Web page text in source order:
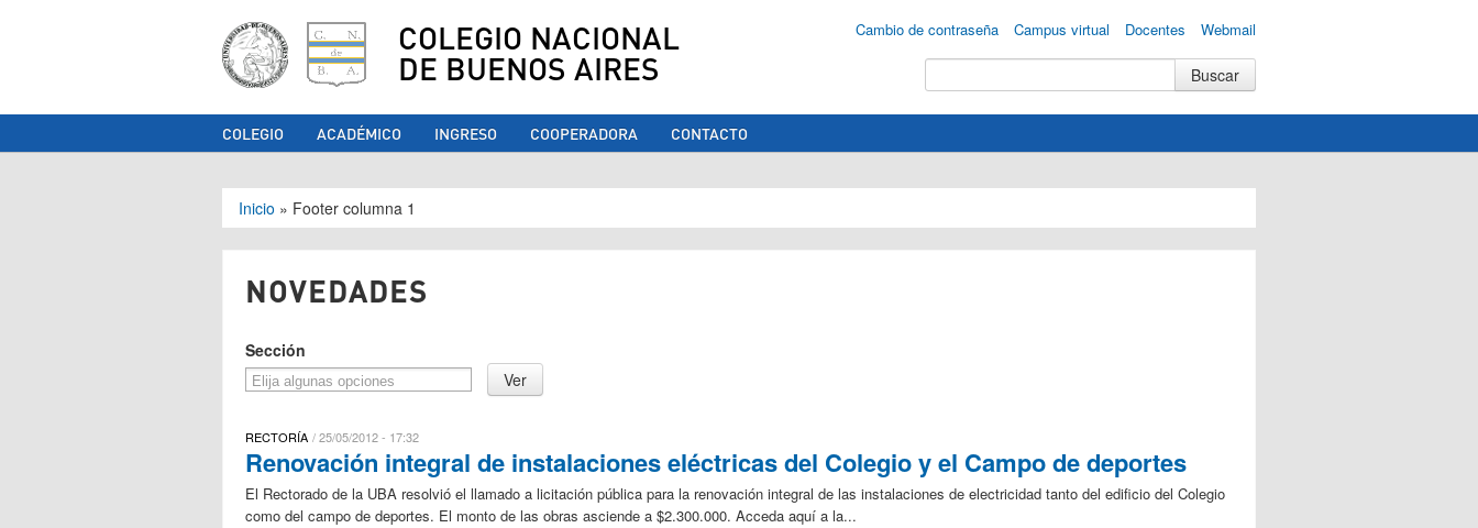
COLEGIO NACIONAL
DE BUENOS AIRES
Cambio de contraseña Campus virtual Docentes Webmail
COLEGIO ACADÉMICO INGRESO COOPERADORA CONTACTO
Se encuentra usted aquí
Inicio » Footer columna 1
NOVEDADES
Sección
RECTORÍA 25/05/2012 - 17:32
Renovación integral de instalaciones eléctricas del Colegio y el Campo de deportes
El Rectorado de la UBA resolvió el llamado a licitación pública para la renovación integral de las instalaciones de electricidad tanto del edificio del Colegio
como del campo de deportes. El monto de las obras asciende a $2.300.000. Acceda aquí a la...